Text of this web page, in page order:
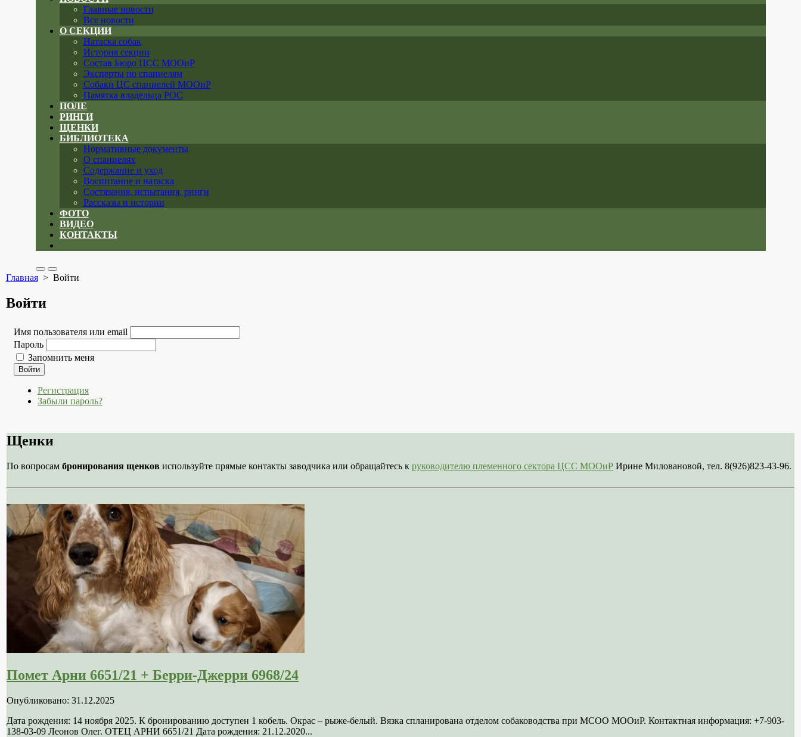
Главные новости
Все новости
О СЕКЦИИ
Натаска собак
История секции
Состав Бюро ЦСС МООиР
Эксперты по спаниелям
Собаки ЦС спаниелей МООиР
Памятка владельца РОС
ПОЛЕ
РИНГИ
ЩЕНКИ
БИБЛИОТЕКА
Нормативные документы
О спаниелях
Содержание и уход
Воспитание и натаска
Состязания, испытания, ринги
Рассказы и истории
ФОТО
ВИДЕО
КОНТАКТЫ
menu
Search
Toggle
Меню
Главная> Войти
Войти
Имя пользователя или email
Пароль
Запомнить меня
Войти
Регистрация
Забыли пароль?
Щенки
По вопросам бронирования щенков используйте прямые контакты заводчика или обращайтесь к руководителю племенного сектора ЦСС МООиР Ирине Миловановой, тел. 8(926)823-43-96.
Помет Арни 6651/21 + Берри-Джерри 6968/24
Опубликовано: 31.12.2025
Дата рождения: 14 ноября 2025. К бронированию доступен 1 кобель. Окрас – рыже-белый. Вязка спланирована отделом собаководства при МСОО МООиР. Контактная информация: +7-903-
138-03-09 Леонов Олег. ОТЕЦ АРНИ 6651/21 Дата рождения: 21.12.2020...